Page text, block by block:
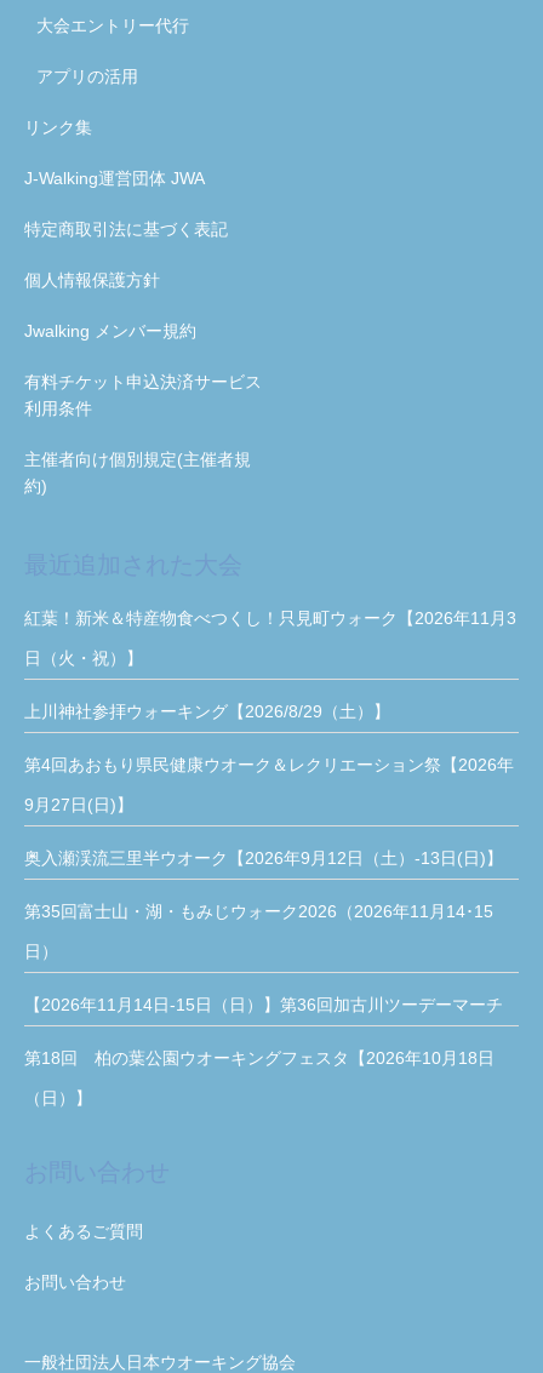
大会エントリー代行
アプリの活用
リンク集
J-Walking運営団体 JWA
特定商取引法に基づく表記
個人情報保護方針
Jwalking メンバー規約
有料チケット申込決済サービス
利用条件
主催者向け個別規定(主催者規
約)
紅葉！新米＆特産物食べつくし！只見町ウォーク【2026年11月3
日（火・祝）】
上川神社参拝ウォーキング【2026/8/29（土）】
第4回あおもり県民健康ウオーク＆レクリエーション祭【2026年
9月27日(日)】
奥入瀬渓流三里半ウオーク【2026年9月12日（土）-13日(日)】
第35回富士山・湖・もみじウォーク2026（2026年11月14･15
日）
【2026年11月14日-15日（日）】第36回加古川ツーデーマーチ
第18回 柏の葉公園ウオーキングフェスタ【2026年10月18日
（日）】
よくあるご質問
お問い合わせ
一般社団法人日本ウオーキング協会